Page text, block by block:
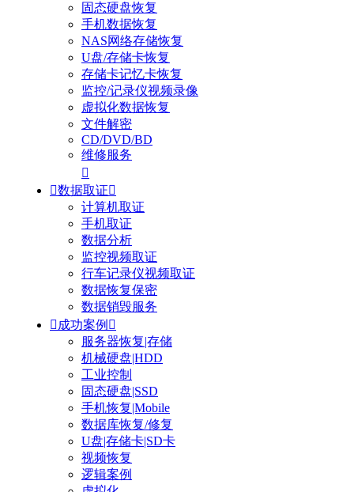
固态硬盘恢复
手机数据恢复
NAS网络存储恢复
U盘/存储卡恢复
存储卡记忆卡恢复
监控/记录仪视频录像
虚拟化数据恢复
文件解密
CD/DVD/BD
维修服务

数据取证
计算机取证
手机取证
数据分析
监控视频取证
行车记录仪视频取证
数据恢复保密
数据销毁服务
 成功案例 
服务器恢复|存储
机械硬盘|HDD
工业控制
固态硬盘|SSD
手机恢复|Mobile
数据库恢复/修复
U盘|存储卡|SD卡
视频恢复
逻辑案例